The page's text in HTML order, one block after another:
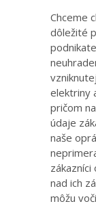
Chceme
dôležité
elektriny
pričom
údaje
naše
nad ich
môžu